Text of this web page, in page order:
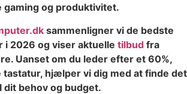
gaming og produktivitet.
sammenligner vi de bedste
i 2026 og viser aktuelle tilbud fra
Uanset om du leder efter et 60%,
tastatur, hjælper vi dig med at finde det
behov og budget.